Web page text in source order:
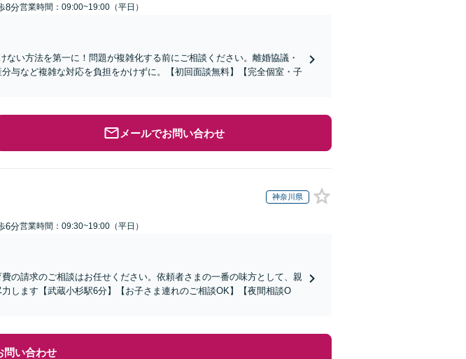
8分営業時間：09:00~19:00（平日）
ない方法を第一に！問題が複雑化する前にご相談ください。離婚協議・
与など複雑な対応を負担をかけずに。【初回面談無料】【完全個室・子
メールでお問い合わせ
神奈川県
6分営業時間：09:30~19:00（平日）
の請求のご相談はお任せください。依頼者さまの一番の味方として、親
します【武蔵小杉駅6分】【お子さま連れのご相談OK】【夜間相談O
問い合わせ